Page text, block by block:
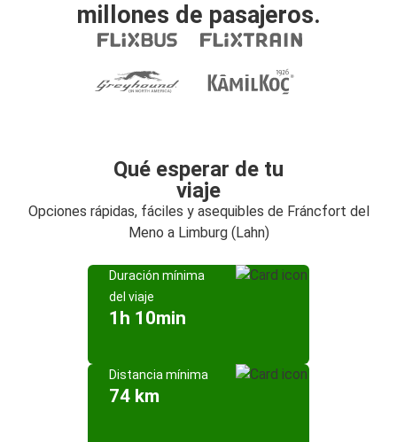
millones de pasajeros.
Qué esperar de tu
viaje
Opciones rápidas, fáciles y asequibles de Fráncfort del
Meno a Limburg (Lahn)
Duración mínima
del viaje
1h 10min
Distancia mínima
74 km